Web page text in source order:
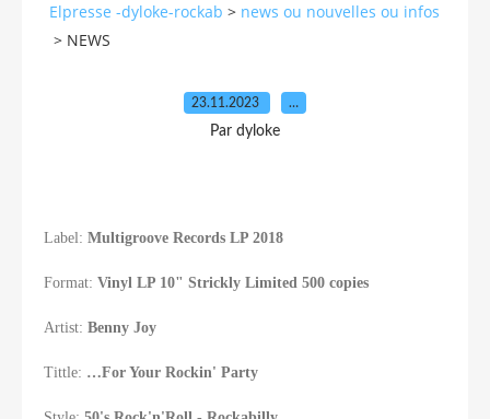
Elpresse -dyloke-rockab > news ou nouvelles ou infos
> NEWS
23.11.2023 …
Par dyloke
Label: Multigroove Records LP 2018
Format: Vinyl LP 10" Strickly Limited 500 copies
Artist: Benny Joy
Tittle: …For Your Rockin' Party